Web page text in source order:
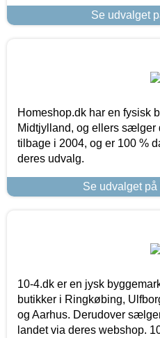
Se udvalget
Homeshop.dk har en fysisk
Midtjylland, og ellers sælger
tilbage i 2004, og er 100 %
deres udvalg.
Se udvalget
10-4.dk er en jysk
butikker i Ringkøbing,
og Aarhus. Derudover
landet via deres webshop.